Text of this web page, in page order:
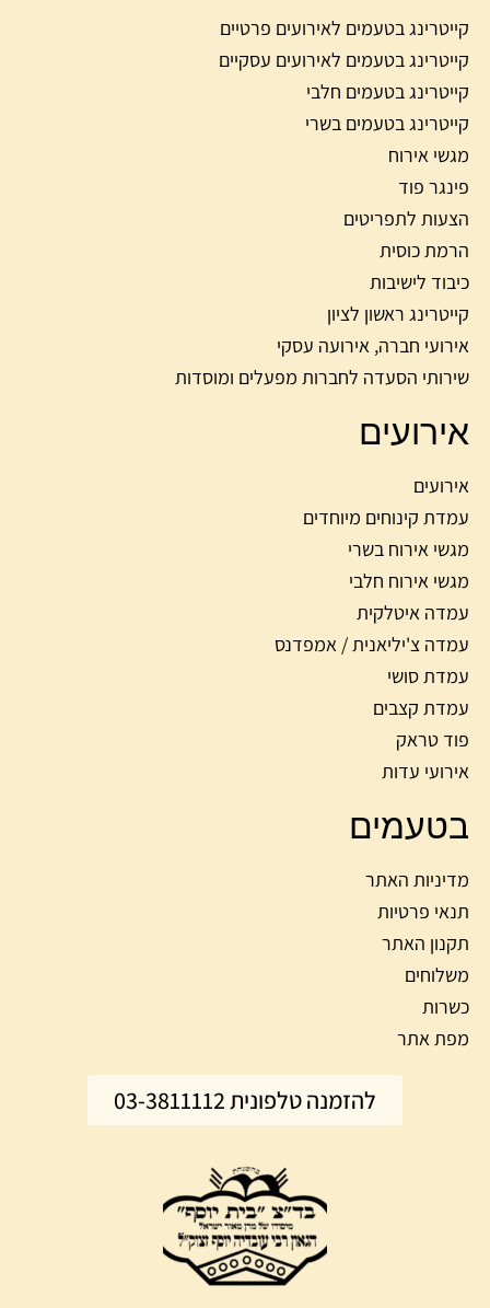
קייטרינג בטעמים לאירועים פרטיים
קייטרינג בטעמים לאירועים עסקיים
קייטרינג בטעמים חלבי
קייטרינג בטעמים בשרי
מגשי אירוח
פינגר פוד
הצעות לתפריטים
הרמת כוסית
כיבוד לישיבות
קייטרינג ראשון לציון
אירועי חברה, אירועה עסקי
שירותי הסעדה לחברות מפעלים ומוסדות
אירועים
אירועים
עמדת קינוחים מיוחדים
מגשי אירוח בשרי
מגשי אירוח חלבי
עמדה איטלקית
עמדה צ'יליאנית / אמפדנס
עמדת סושי
עמדת קצבים
פוד טראק
אירועי עדות
בטעמים
מדיניות האתר
תנאי פרטיות
תקנון האתר
משלוחים
כשרות
מפת אתר
להזמנה טלפונית 03-3811112